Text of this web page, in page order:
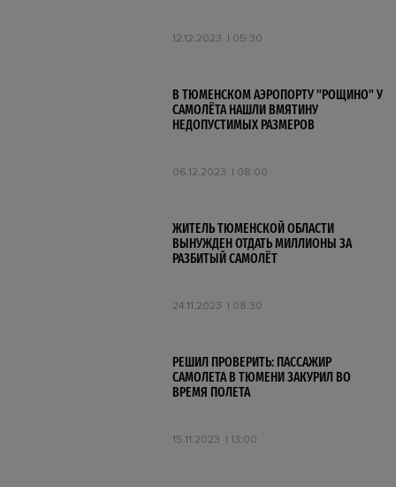
12.12.2023 05:30
В ТЮМЕНСКОМ АЭРОПОРТУ "РОЩИНО" У
САМОЛЁТА НАШЛИ ВМЯТИНУ
НЕДОПУСТИМЫХ РАЗМЕРОВ
06.12.2023 08:00
ЖИТЕЛЬ ТЮМЕНСКОЙ ОБЛАСТИ
ВЫНУЖДЕН ОТДАТЬ МИЛЛИОНЫ ЗА
РАЗБИТЫЙ САМОЛЁТ
24.11.2023 08:30
РЕШИЛ ПРОВЕРИТЬ: ПАССАЖИР
САМОЛЕТА В ТЮМЕНИ ЗАКУРИЛ ВО
ВРЕМЯ ПОЛЕТА
15.11.2023 13:00